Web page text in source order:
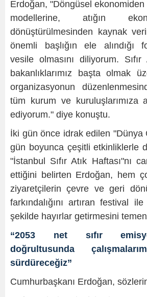
Erdoğan, "Döngüsel
modellerine, atığın
dönüştürülmesinden kaynak
önemli başlığın ele alındığı
vesile olmasını diliyorum. Sıfır
bakanlıklarımız başta olmak
organizasyonun
tüm kurum ve kuruluşlarımıza
ediyorum." diye konuştu.
İki gün önce idrak edilen "Dünya
gün boyunca çeşitli etkinliklerle
"İstanbul Sıfır Atık Haftası"nı
ettiğini belirten Erdoğan, hem
ziyaretçilerin çevre ve geri
farkındalığını artıran festival
şekilde hayırlar getirmesini
“2053 net sıfır
doğrultusunda
sürdüreceğiz”
Cumhurbaşkanı Erdoğan,